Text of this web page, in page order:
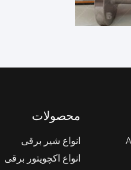
محصولات
انواع شیر برقی
انواع اکچویتور برقی